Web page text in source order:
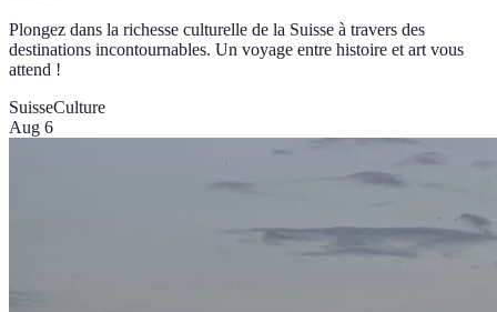
Plongez dans la richesse culturelle de la Suisse à travers des
destinations incontournables. Un voyage entre histoire et art vous
attend !
SuisseCulture
Aug 6